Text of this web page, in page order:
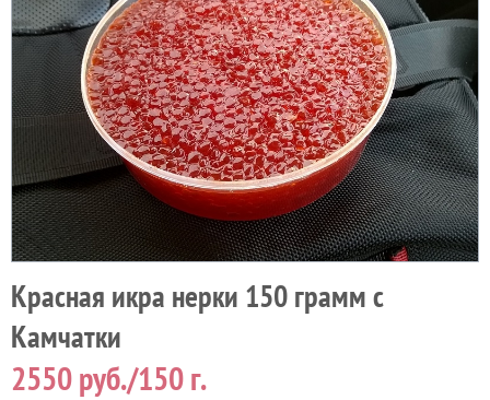
Красная икра нерки 150 грамм с
Камчатки
2550руб./150 г.